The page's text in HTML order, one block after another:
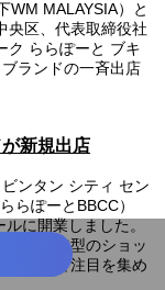
WM MALAYSIA）と
央区、代表取締役社
ク ららぽーと ブキ
ランドの一斉出店
新規出店
ンタン シティ セン
らぽーとBBCC）
に開業しました。
し、従来型のショッ
設として注目を集め